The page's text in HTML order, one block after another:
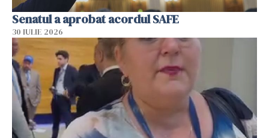
Senatul a aprobat acordul SAFE
30 IULIE 2026